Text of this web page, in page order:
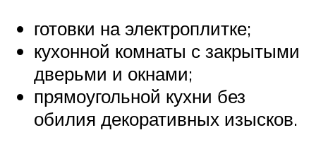
готовки на электроплитке;
кухонной комнаты с закрытыми
дверьми и окнами;
прямоугольной кухни без
обилия декоративных изысков.